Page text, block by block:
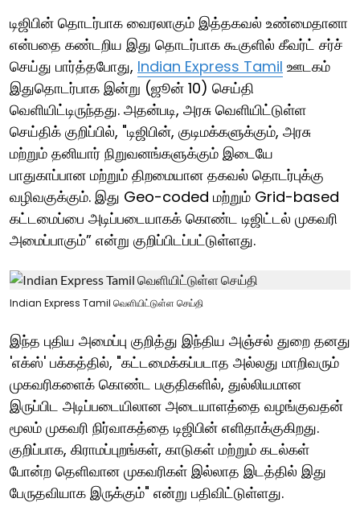
டிஜிபின் தொடர்பாக வைரலாகும் இத்தகவல் உண்மைதானா
என்பதை கண்டறிய இது தொடர்பாக கூகுளில் கீவர்ட் சர்ச்
செய்து பார்த்தபோது, Indian Express Tamil ஊடகம்
இதுதொடர்பாக இன்று (ஜூன் 10) செய்தி
வெளியிட்டிருந்தது. அதன்படி, அரசு வெளியிட்டுள்ள
செய்திக் குறிப்பில், "டிஜிபின், குடிமக்களுக்கும், அரசு
மற்றும் தனியார் நிறுவனங்களுக்கும் இடையே
பாதுகாப்பான மற்றும் திறமையான தகவல் தொடர்புக்கு
வழிவகுக்கும். இது Geo-coded மற்றும் Grid-based
கட்டமைப்பை அடிப்படையாகக் கொண்ட டிஜிட்டல் முகவரி
அமைப்பாகும்” என்று குறிப்பிடப்பட்டுள்ளது.
Indian Express Tamil வெளியிட்டுள்ள செய்தி
இந்த புதிய அமைப்பு குறித்து இந்திய அஞ்சல் துறை தனது
'எக்ஸ்' பக்கத்தில், "கட்டமைக்கப்படாத அல்லது மாறிவரும்
முகவரிகளைக் கொண்ட பகுதிகளில், துல்லியமான
இருப்பிட அடிப்படையிலான அடையாளத்தை வழங்குவதன்
மூலம் முகவரி நிர்வாகத்தை டிஜிபின் எளிதாக்குகிறது.
குறிப்பாக, கிராமப்புறங்கள், காடுகள் மற்றும் கடல்கள்
போன்ற தெளிவான முகவரிகள் இல்லாத இடத்தில் இது
பேருதவியாக இருக்கும்" என்று பதிவிட்டுள்ளது.